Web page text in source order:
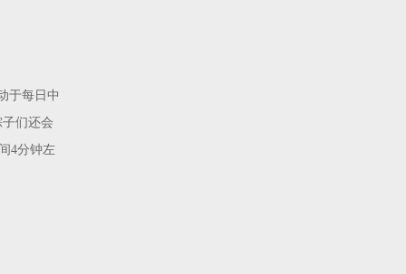
于每日中
们还会
4分钟左